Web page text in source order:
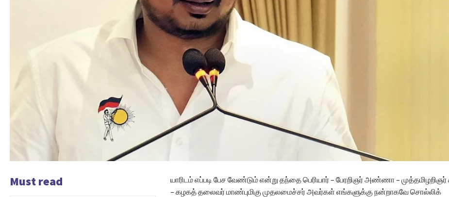
Must read
யாரிடம் எப்படி பேச வேண்டும் என்று தந்தை பெரியார் – பேரறிஞர் அண்ணா –
– கழகத் தலைவர் மாண்புமிகு முதலமைச்சர் அவர்கள் எங்களுக்கு நன்றாகவே சொல்லிக்